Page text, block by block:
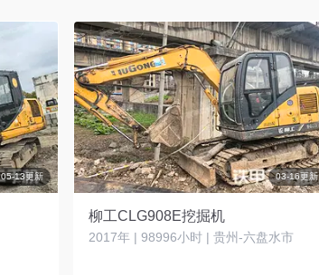
05-13更新 03-16更新
柳工CLG908E挖掘机
2017年 | 98996小时 | 贵州-六盘水市